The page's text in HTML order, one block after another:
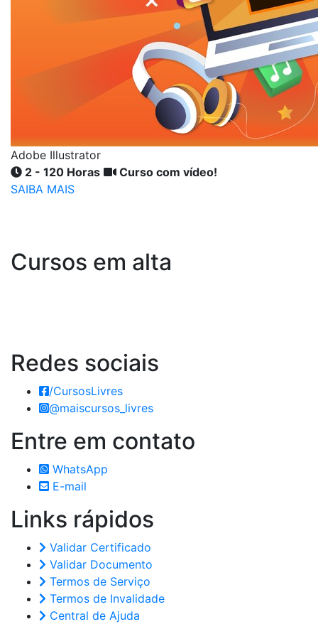
Adobe Illustrator
2 - 120 Horas
Curso com vídeo!
SAIBA MAIS
Cursos em alta
Redes sociais
/CursosLivres
@maiscursos_livres
Entre em contato
WhatsApp
E-mail
Links rápidos
Validar Certificado
Validar Documento
Termos de Serviço
Termos de Invalidade
Central de Ajuda